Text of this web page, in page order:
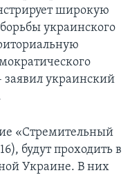
широкую
украинского
заявил украинский
«Стремительный
будут проходить в
Украине. В них